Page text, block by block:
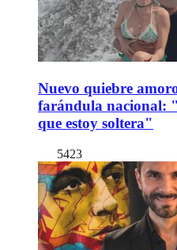
Nuevo quiebre
farándula nacional:
que estoy soltera"
5423